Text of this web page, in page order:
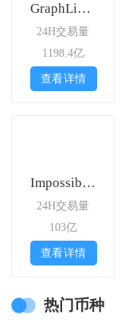
GraphLinq Hub
24H交易量
1198.4亿
查看详情
Impossible Finance
24H交易量
103亿
查看详情
热门币种